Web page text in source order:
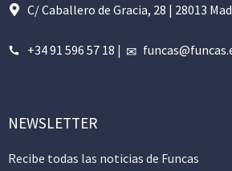
C/ Caballero de Gracia, 28 | 28013
+34 91 596 57 18 |
NEWSLETTER
Recibe todas las noticias de Funcas